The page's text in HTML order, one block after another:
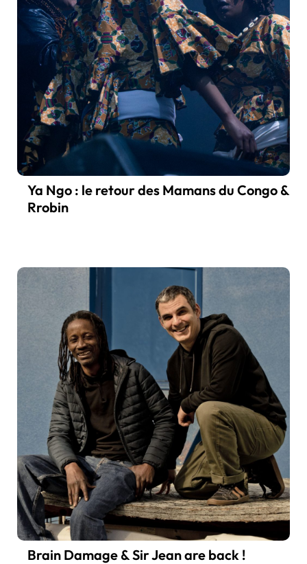
Ya Ngo : le retour des Mamans du Congo &
Rrobin
Brain Damage & Sir Jean are back !